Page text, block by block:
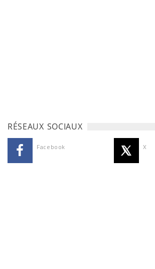
RÉSEAUX SOCIAUX
Facebook X